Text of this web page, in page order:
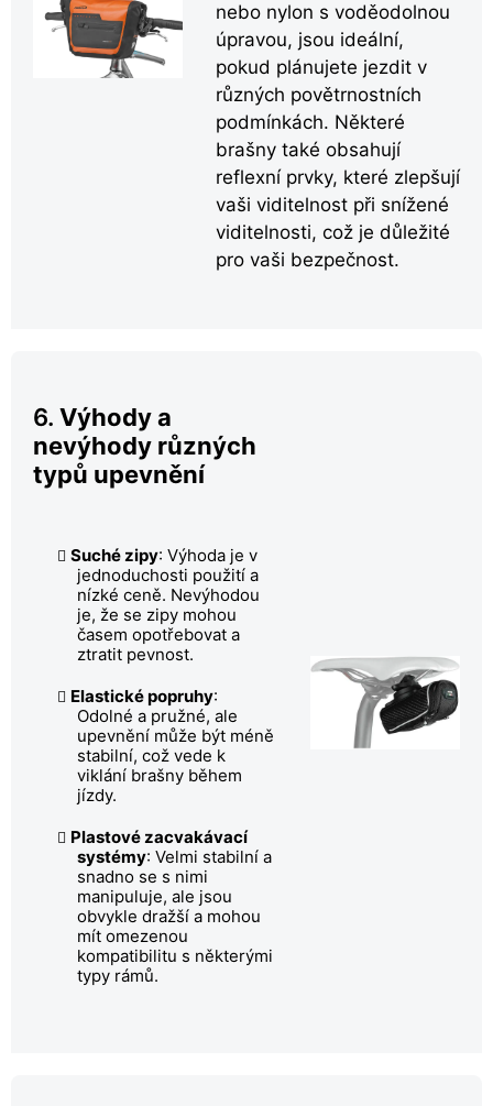
nebo nylon s voděodolnou
úpravou, jsou ideální,
pokud plánujete jezdit v
různých povětrnostních
podmínkách. Některé
brašny také obsahují
reflexní prvky, které zlepšují
vaši viditelnost při snížené
viditelnosti, což je důležité
pro vaši bezpečnost.
6. Výhody a
nevýhody různých
typů upevnění
Suché zipy: Výhoda je v
jednoduchosti použití a
nízké ceně. Nevýhodou
je, že se zipy mohou
časem opotřebovat a
ztratit pevnost.
Elastické popruhy:
Odolné a pružné, ale
upevnění může být méně
stabilní, což vede k
viklání brašny během
jízdy.
Plastové zacvakávací
systémy: Velmi stabilní a
snadno se s nimi
manipuluje, ale jsou
obvykle dražší a mohou
mít omezenou
kompatibilitu s některými
typy rámů.